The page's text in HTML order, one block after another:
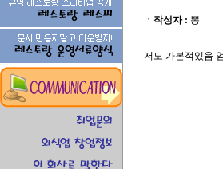
ㆍ작성자 : 뽕
저도 가본적있음